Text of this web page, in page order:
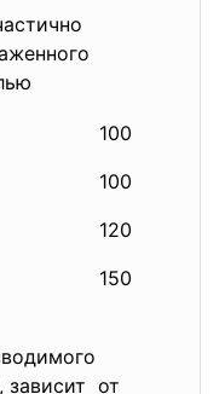
100
100
120
150
зависит от